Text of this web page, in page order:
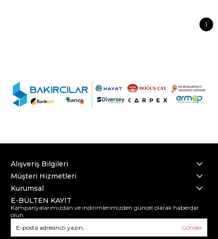
1
Alışveriş Bilgileri
Müşteri Hizmetleri
Kurumsal
E-BÜLTEN KAYIT
Kampanyalarımızdan ve indirimlerimizden güncel olarak haberdar
olun.
Gönder